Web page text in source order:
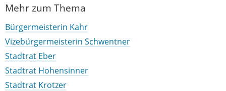
Mehr zum Thema
Bürgermeisterin Kahr
Vizebürgermeisterin Schwentner
Stadtrat Eber
Stadtrat Hohensinner
Stadtrat Krotzer